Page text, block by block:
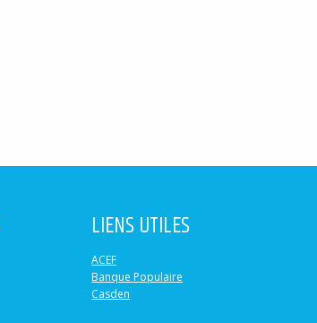
LIENS UTILES
ACEF
Banque Populaire
Casden